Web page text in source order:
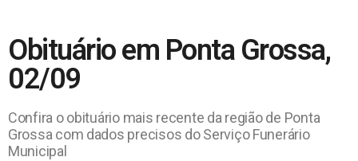
Obituário em Ponta Grossa,
02/09
Confira o obituário mais recente da região de Ponta
Grossa com dados precisos do Serviço Funerário
Municipal